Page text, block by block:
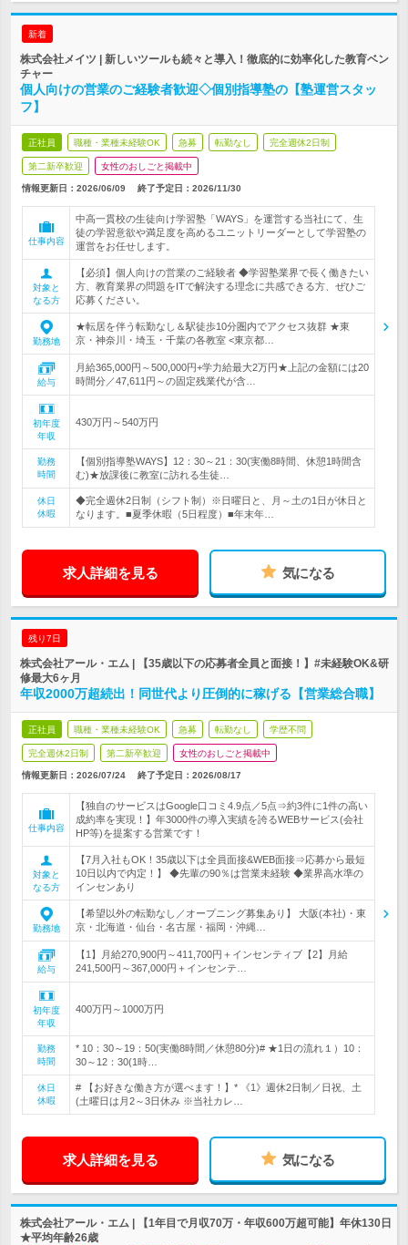
新着
株式会社メイツ | 新しいツールも続々と導入！徹底的に効率化した教育ベン
チャー
個人向けの営業のご経験者歓迎◇個別指導塾の【塾運営スタッ
フ】
正社員 職種・業種未経験OK 急募 転勤なし 完全週休2日制
第二新卒歓迎 女性のおしごと掲載中
情報更新日：2026/06/09 終了予定日： 2026/11/30
仕事内容
中高一貫校の生徒向け学習塾「WAYS」を運営する当社にて、生
徒の学習意欲や満足度を高めるユニットリーダーとして学習塾の
運営をお任せします。
対象と
なる方
【必須】個人向けの営業のご経験者 ◆学習塾業界で長く働きたい
方、教育業界の問題をITで解決する理念に共感できる方、ぜひご
応募ください。
勤務地
★転居を伴う転勤なし＆駅徒歩10分圏内でアクセス抜群 ★東
京・神奈川・埼玉・千葉の各教室 <東京都…
給与
月給365,000円～500,000円+学力給最大2万円★上記の金額には20
時間分／47,611円～の固定残業代が含…
初年度
年収
430万円～540万円
勤務
時間
【個別指導塾WAYS】12：30～21：30(実働8時間、休憩1時間含
む)★放課後に教室に訪れる生徒…
休日
休暇
◆完全週休2日制（シフト制）※日曜日と、月～土の1日が休日と
なります。■夏季休暇（5日程度）■年末年…
求人詳細を見る 気になる
残り7日
株式会社アール・エム | 【35歳以下の応募者全員と面接！】#未経験OK&研
修最大6ヶ月
年収2000万超続出！同世代より圧倒的に稼げる【営業総合職】
正社員 職種・業種未経験OK 急募 転勤なし 学歴不問
完全週休2日制 第二新卒歓迎 女性のおしごと掲載中
情報更新日：2026/07/24 終了予定日： 2026/08/17
仕事内容
【独自のサービスはGoogle口コミ4.9点／5点⇒約3件に1件の高い
成約率を実現！】年3000件の導入実績を誇るWEBサービス(会社
HP等)を提案する営業です！
対象と
なる方
【7月入社もOK！35歳以下は全員面接&WEB面接⇒応募から最短
10日以内で内定！】 ◆先輩の90％は営業未経験 ◆業界高水準の
インセンあり
勤務地
【希望以外の転勤なし／オープニング募集あり】 大阪(本社)・東
京・北海道・仙台・名古屋・福岡・沖縄…
給与
【1】月給270,900円～411,700円＋インセンティブ【2】月給
241,500円～367,000円＋インセンテ…
初年度
年収
400万円～1000万円
勤務
時間
* 10：30～19：50(実働8時間／休憩80分)# ★1日の流れ１）10：
30～12：30(1時…
休日
休暇
# 【お好きな働き方が選べます！】* 《1》週休2日制／日祝、土
(土曜日は月2～3日休み ※当社カレ…
求人詳細を見る 気になる
株式会社アール・エム | 【1年目で月収70万・年収600万超可能】年休130日
★平均年齢26歳